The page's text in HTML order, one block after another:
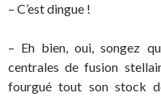
– C’est dingue !
– Eh bien, oui, songez
centrales de fusion
fourgué tout son stock